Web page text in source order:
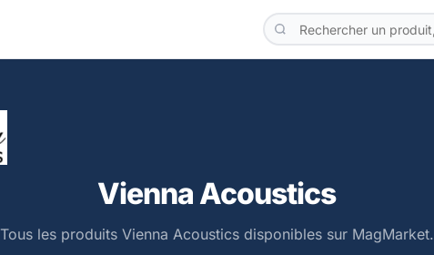
Vienna Acoustics
Tous les produits Vienna Acoustics disponibles sur MagMarket.